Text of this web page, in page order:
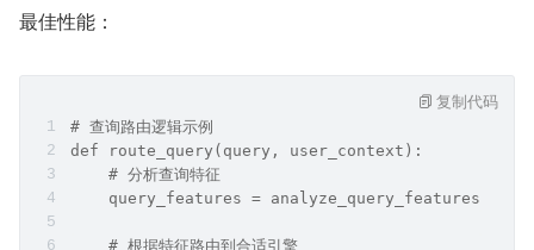
最佳性能：
# 查询路由逻辑示例
def route_query(query, user_context):
    # 分析查询特征
query_features =
    # 根据特征路由到合适引擎
复制代码